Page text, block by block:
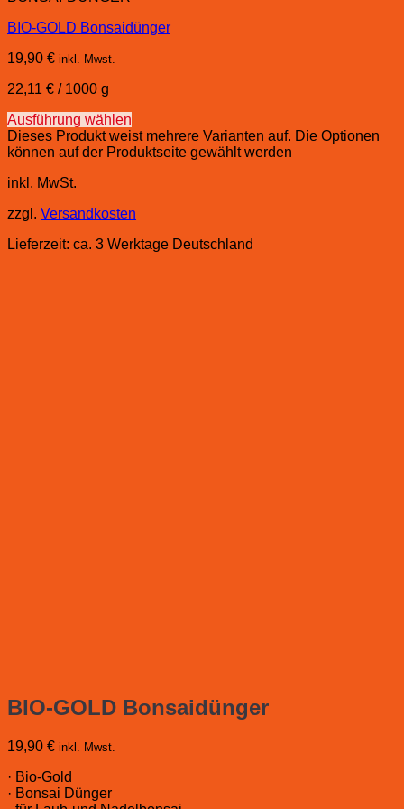
BIO-GOLD Bonsaidünger
19,90 € inkl. Mwst.
22,11 € / 1000 g
Ausführung wählen
Dieses Produkt weist mehrere Varianten auf. Die Optionen
können auf der Produktseite gewählt werden
inkl. MwSt.
zzgl. Versandkosten
Lieferzeit: ca. 3 Werktage Deutschland
BIO-GOLD Bonsaidünger
19,90 € inkl. Mwst.
· Bio-Gold
· Bonsai Dünger